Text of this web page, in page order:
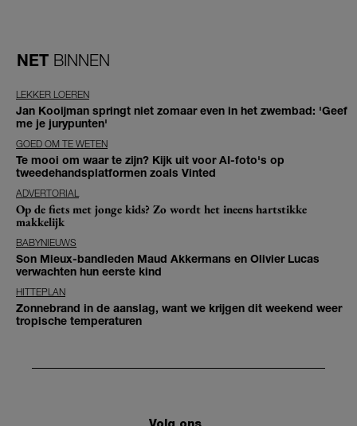
NET BINNEN
LEKKER LOEREN
Jan Kooijman springt niet zomaar even in het zwembad: 'Geef
me je jurypunten'
GOED OM TE WETEN
Te mooi om waar te zijn? Kijk uit voor AI-foto's op
tweedehandsplatformen zoals Vinted
ADVERTORIAL
Op de fiets met jonge kids? Zo wordt het ineens hartstikke
makkelijk
BABYNIEUWS
Son Mieux-bandleden Maud Akkermans en Olivier Lucas
verwachten hun eerste kind
HITTEPLAN
Zonnebrand in de aanslag, want we krijgen dit weekend weer
tropische temperaturen